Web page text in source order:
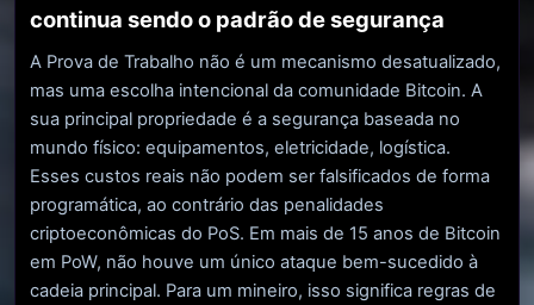
continua sendo o padrão de segurança
A Prova de Trabalho não é um mecanismo desatualizado,
mas uma escolha intencional da comunidade Bitcoin. A
sua principal propriedade é a segurança baseada no
mundo físico: equipamentos, eletricidade, logística.
Esses custos reais não podem ser falsificados de forma
programática, ao contrário das penalidades
criptoeconômicas do PoS. Em mais de 15 anos de Bitcoin
em PoW, não houve um único ataque bem-sucedido à
cadeia principal. Para um mineiro, isso significa regras de